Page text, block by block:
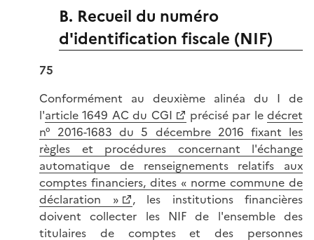
B. Recueil du numéro
d'identification fiscale (NIF)
75
Conformément au deuxième alinéa du I de
l'article 1649 AC du CGI précisé par le décret
n° 2016-1683 du 5 décembre 2016 fixant les
règles et procédures concernant l'échange
automatique de renseignements relatifs aux
comptes financiers, dites « norme commune de
déclaration »
, les institutions financières
doivent collecter les NIF de l'ensemble des
titulaires de comptes et des personnes